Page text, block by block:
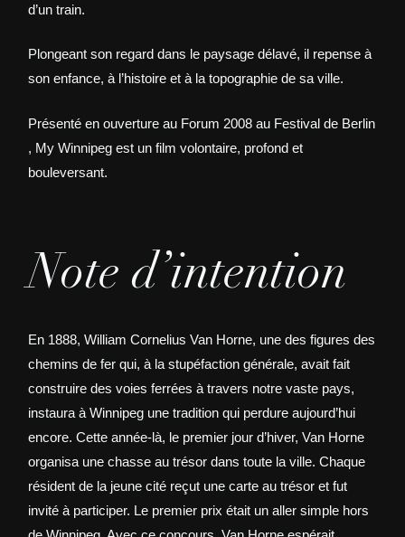
d’un train.
Plongeant son regard dans le paysage délavé, il repense à
son enfance, à l’histoire et à la topographie de sa ville.
Présenté en ouverture au Forum 2008 au Festival de Berlin
, My Winnipeg est un film volontaire, profond et
bouleversant.
Note d’intention
En 1888, William Cornelius Van Horne, une des figures des
chemins de fer qui, à la stupéfaction générale, avait fait
construire des voies ferrées à travers notre vaste pays,
instaura à Winnipeg une tradition qui perdure aujourd’hui
encore. Cette année-là, le premier jour d’hiver, Van Horne
organisa une chasse au trésor dans toute la ville. Chaque
résident de la jeune cité reçut une carte au trésor et fut
invité à participer. Le premier prix était un aller simple hors